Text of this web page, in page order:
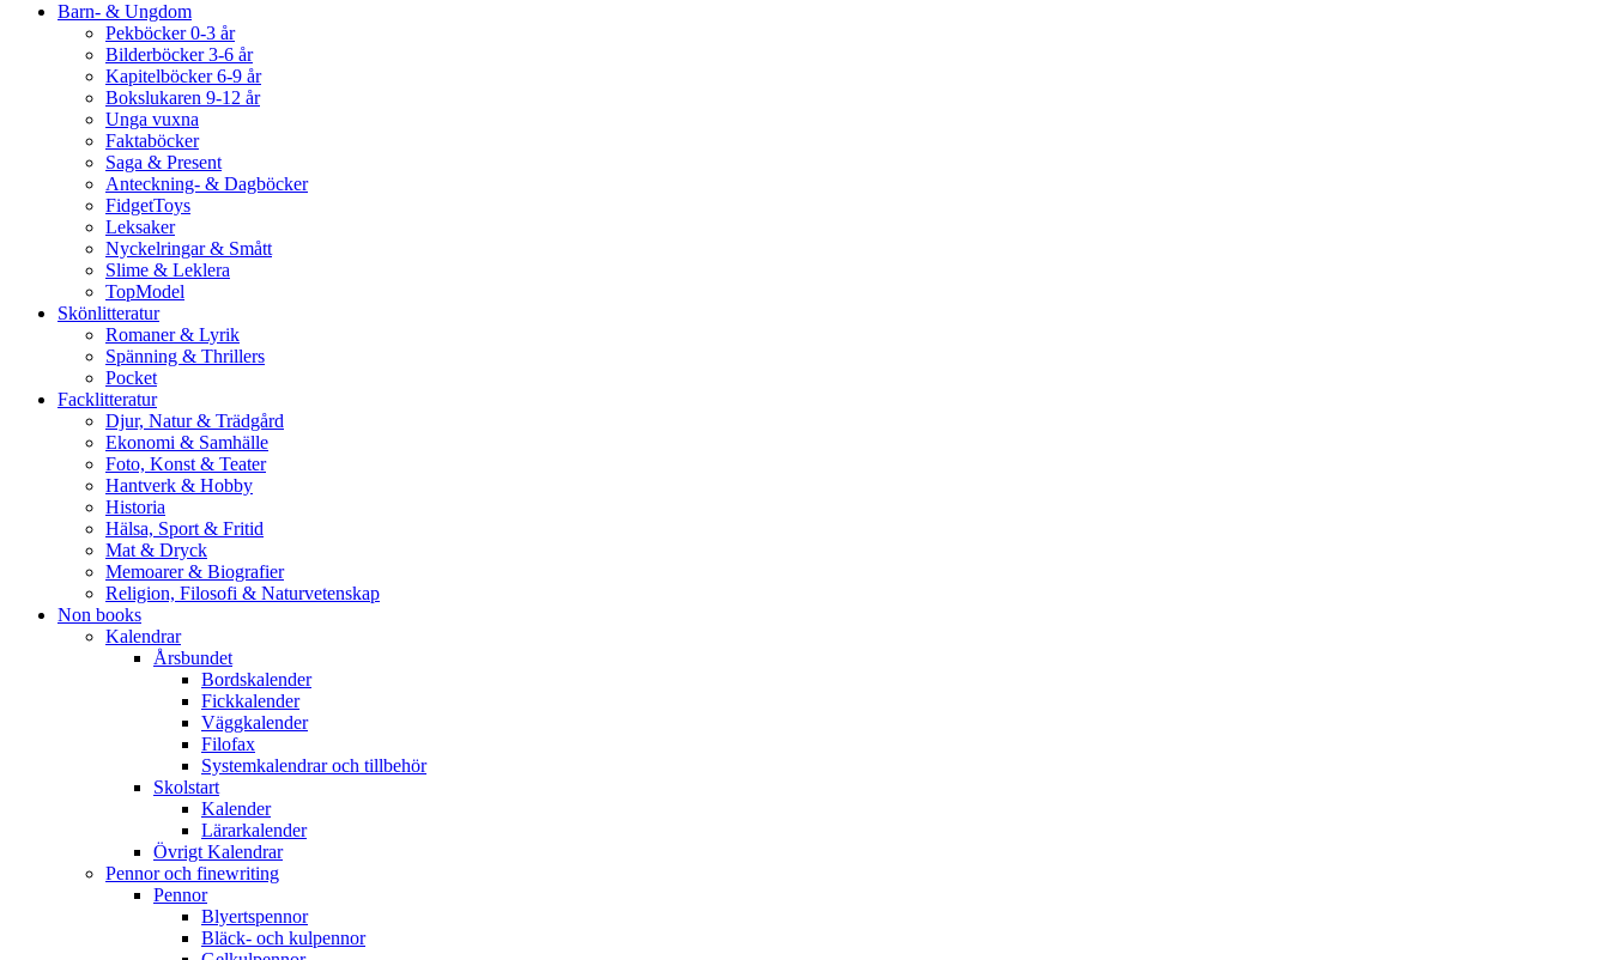
Barn- & Ungdom
Pekböcker 0-3 år
Bilderböcker 3-6 år
Kapitelböcker 6-9 år
Bokslukaren 9-12 år
Unga vuxna
Faktaböcker
Saga & Present
Anteckning- & Dagböcker
FidgetToys
Leksaker
Nyckelringar & Smått
Slime & Leklera
TopModel
Skönlitteratur
Romaner & Lyrik
Spänning & Thrillers
Pocket
Facklitteratur
Djur, Natur & Trädgård
Ekonomi & Samhälle
Foto, Konst & Teater
Hantverk & Hobby
Historia
Hälsa, Sport & Fritid
Mat & Dryck
Memoarer & Biografier
Religion, Filosofi & Naturvetenskap
Non books
Kalendrar
Årsbundet
Bordskalender
Fickkalender
Väggkalender
Filofax
Systemkalendrar och tillbehör
Skolstart
Kalender
Lärarkalender
Övrigt Kalendrar
Pennor och finewriting
Pennor
Blyertspennor
Bläck- och kulpennor